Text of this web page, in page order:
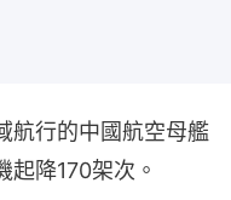
航行的中國航空母艦
起降170架次。